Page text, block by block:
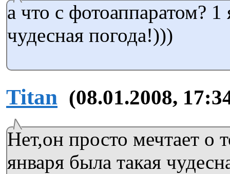
а что с фотоаппаратом? 1
чудесная погода!)))
Titan (08.01.2008,
Нет,он просто мечтает о
января была такая